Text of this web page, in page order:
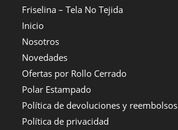
Friselina – Tela No Tejida
Inicio
Nosotros
Novedades
Ofertas por Rollo Cerrado
Polar Estampado
Política de devoluciones y reembolsos
Política de privacidad